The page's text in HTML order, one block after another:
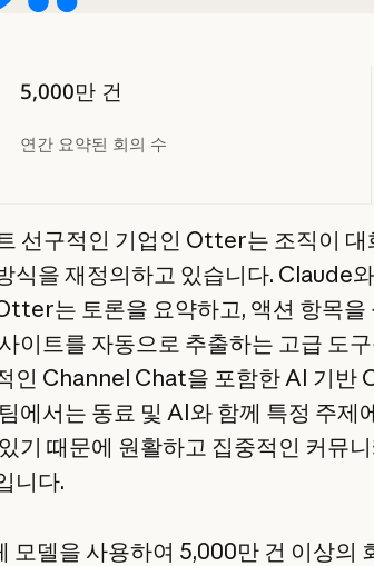
5,000만 건
연간 요약된 회의 수
선구적인 기업인 Otter는 조직이 대
식을 재정의하고 있습니다. Claude
는 토론을 요약하고, 액션 항목을
이트를 자동으로 추출하는 고급 도
인 Channel Chat을 포함한 AI 기반
에서는 동료 및 AI와 함께 특정 주제
기 때문에 원활하고 집중적인 커뮤
니다.
델을 사용하여 5,000만 건 이상의